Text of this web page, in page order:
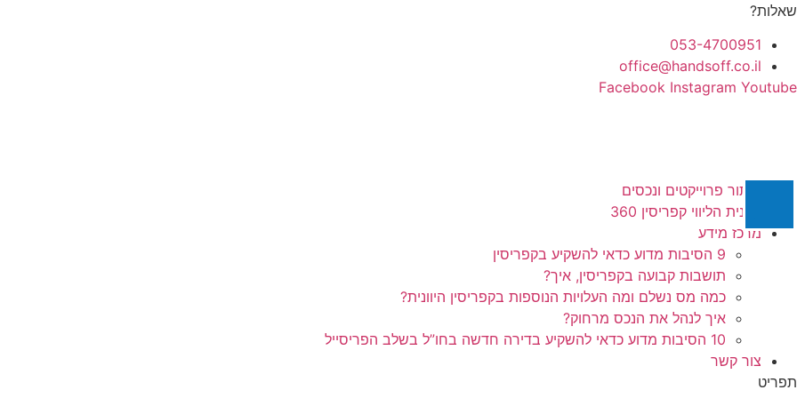
דלג
שאלות?
053-4700951
office@handsoff.co.il
Facebook Instagram Youtube
איתור פרוייקטים ונכסים
תכנית הליווי קפריסין 360
מרכז מידע
9 הסיבות מדוע כדאי להשקיע בקפריסין
תושבות קבועה בקפריסין, איך?
כמה מס נשלם ומה העלויות הנוספות בקפריסין היוונית?
איך לנהל את הנכס מרחוק?
10 הסיבות מדוע כדאי להשקיע בדירה חדשה בחו”ל בשלב הפריסייל
צור קשר
תפריט